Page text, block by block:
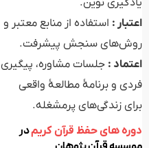
اعتبار : استفاده از منابع معتبر و
روش‌های سنجش پیشرفت.
اعتماد : جلسات مشاوره، پیگیری
فردی و برنامهٔ مطالعهٔ واقعی
برای زندگی‌های پرمشغله.
دوره های حفظ قرآن کریمدر